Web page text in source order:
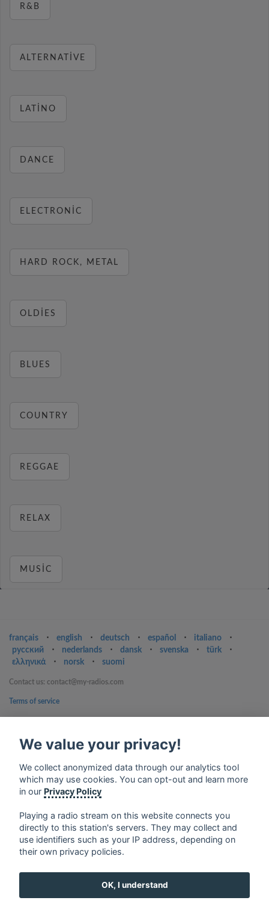
R&B
ALTERNATIVE
LATINO
DANCE
ELECTRONIC
HARD ROCK, METAL
OLDIES
BLUES
COUNTRY
REGGAE
RELAX
MUSIC
français ⋅ english ⋅ deutsch ⋅ español ⋅ italiano
⋅
русский
⋅ nederlands ⋅ dansk ⋅ svenska ⋅ türk
⋅
ελληνικά
⋅ norsk ⋅ suomi
Contact us: contact@my-radios.com
Terms of service
Google Play and the Google Play logo are trademarks of Google Inc.
We value your privacy!
We collect anonymized data through our analytics tool
which may use cookies. You can opt-out and learn more
in our Privacy Policy
Playing a radio stream on this website connects you
directly to this station's servers. They may collect and
use identifiers such as your IP address, depending on
their own privacy policies.
OK, I understand